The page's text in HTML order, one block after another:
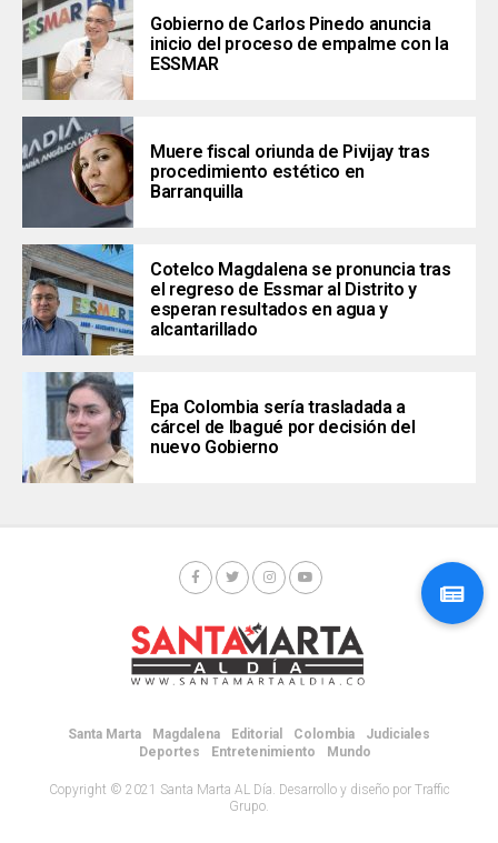
Gobierno de Carlos Pinedo anuncia
inicio del proceso de empalme con la
ESSMAR
Muere fiscal oriunda de Pivijay tras
procedimiento estético en
Barranquilla
Cotelco Magdalena se pronuncia tras
el regreso de Essmar al Distrito y
esperan resultados en agua y
alcantarillado
Epa Colombia sería trasladada a
cárcel de Ibagué por decisión del
nuevo Gobierno
Santa Marta Magdalena Editorial Colombia
Judiciales
Deportes
Entretenimiento Mundo
Copyright © 2021 Santa Marta AL Día. Desarrollo y diseño por Traffic
Grupo.